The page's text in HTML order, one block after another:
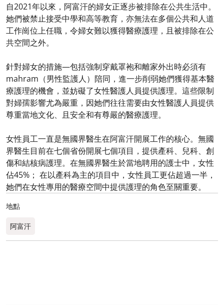
自2021年以來，阿富汗的婦女正逐步被排除在公共生活中。
她們被禁止接受中學和高等教育，亦無法在多個公共和人道
工作崗位上任職，令婦女難以獲得醫療護理，且被排除在公
共空間之外。
針對婦女的措施—包括強制穿戴罩袍和離家外出時必須有
mahram（男性監護人）陪同，進一步削弱她們獲得基本醫
療護理的機會，並妨礙了女性醫護人員提供護理。這些限制
對婦孺影響尤為嚴重，因她們往往需要由女性醫護人員提供
尊重當地文化、且安全和有尊嚴的醫療護理。
女性員工一直是無國界醫生在阿富汗開展工作的核心。無國
界醫生目前在七個省份開展七個項目，提供產科、兒科、創
傷和結核病護理。在無國界醫生於當地聘用的護士中，女性
佔45%； 在以產科為主的項目中，女性員工更佔超過一半，
她們在女性專用的醫療空間中提供護理的角色至關重要。
地點
阿富汗